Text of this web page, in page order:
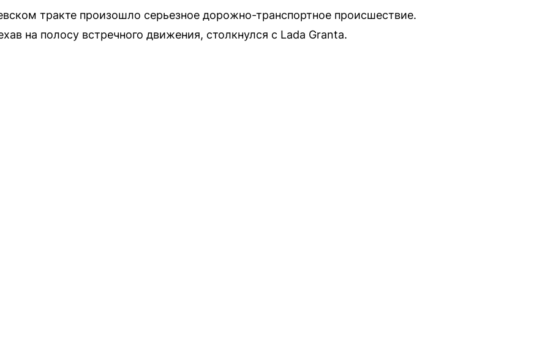
тракте произошло серьезное дорожно-транспортное происшествие.
на полосу встречного движения, столкнулся с Lada Granta.